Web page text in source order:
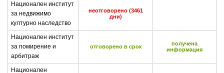
Национален институт
за недвижимо
културно наследство
неотговорено (3461
дни)
Национален институт
за помирение и
арбитраж
отговорено в срок
получена
информация
Национален